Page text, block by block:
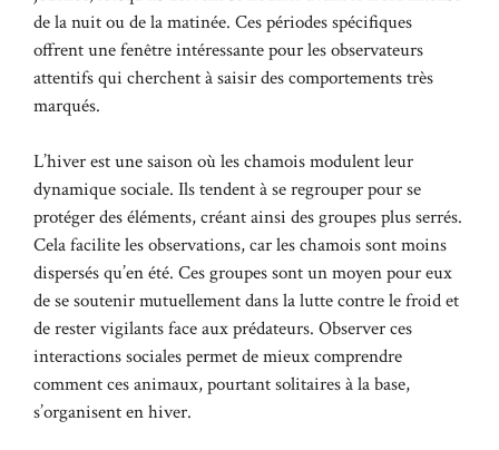
de la nuit ou de la matinée. Ces périodes spécifiques
offrent une fenêtre intéressante pour les observateurs
attentifs qui cherchent à saisir des comportements très
marqués.
L’hiver est une saison où les chamois modulent leur
dynamique sociale. Ils tendent à se regrouper pour se
protéger des éléments, créant ainsi des groupes plus serrés.
Cela facilite les observations, car les chamois sont moins
dispersés qu’en été. Ces groupes sont un moyen pour eux
de se soutenir mutuellement dans la lutte contre le froid et
de rester vigilants face aux prédateurs. Observer ces
interactions sociales permet de mieux comprendre
comment ces animaux, pourtant solitaires à la base,
s’organisent en hiver.